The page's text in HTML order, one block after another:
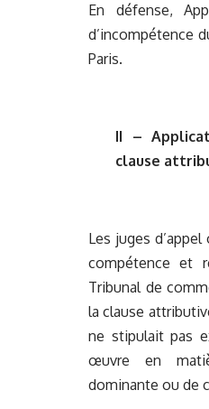
En défense,
d’incompétence
Paris.
II –
clause
Les juges
compétence et
Tribunal de
la clause
ne stipulait pas
œuvre en
dominante ou de